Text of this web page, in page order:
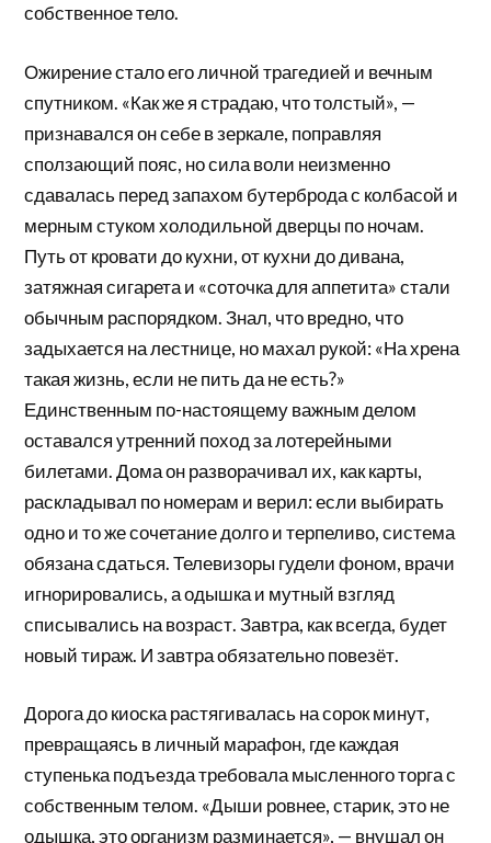
собственное тело.
Ожирение стало его личной трагедией и вечным
спутником. «Как же я страдаю, что толстый», —
признавался он себе в зеркале, поправляя
сползающий пояс, но сила воли неизменно
сдавалась перед запахом бутерброда с колбасой и
мерным стуком холодильной дверцы по ночам.
Путь от кровати до кухни, от кухни до дивана,
затяжная сигарета и «соточка для аппетита» стали
обычным распорядком. Знал, что вредно, что
задыхается на лестнице, но махал рукой: «На хрена
такая жизнь, если не пить да не есть?»
Единственным по-настоящему важным делом
оставался утренний поход за лотерейными
билетами. Дома он разворачивал их, как карты,
раскладывал по номерам и верил: если выбирать
одно и то же сочетание долго и терпеливо, система
обязана сдаться. Телевизоры гудели фоном, врачи
игнорировались, а одышка и мутный взгляд
списывались на возраст. Завтра, как всегда, будет
новый тираж. И завтра обязательно повезёт.
Дорога до киоска растягивалась на сорок минут,
превращаясь в личный марафон, где каждая
ступенька подъезда требовала мысленного торга с
собственным телом. «Дыши ровнее, старик, это не
одышка, это организм разминается», — внушал он